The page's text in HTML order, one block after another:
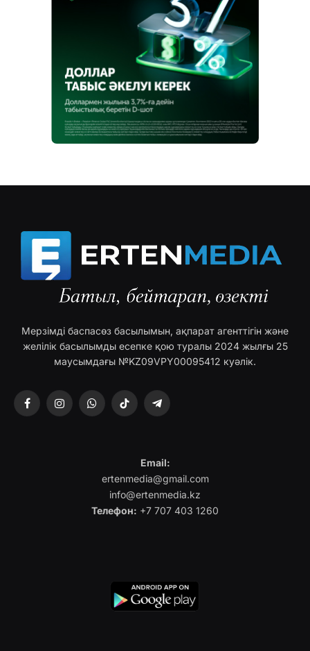
Мерзімді баспасөз басылымын, ақпарат агенттігін және
желілік басылымды есепке қою туралы 2024 жылғы 25
маусымдағы №KZ09VPY00095412 куәлік.
FacebookInstagramWhatsAppTikTok Telegram
Email:
ertenmedia@gmail.com
info@ertenmedia.kz
Телефон: +7 707 403 1260